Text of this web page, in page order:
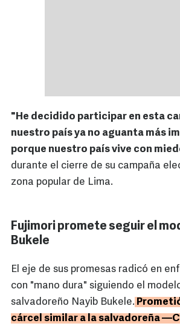
"He decidido participar en esta
nuestro país ya no aguanta más
porque nuestro país vive con
durante el cierre de su campaña
zona popular de Lima.
Fujimori promete seguir el
Bukele
El eje de sus promesas radicó en
con "mano dura" siguiendo el
salvadoreño Nayib Bukele.
cárcel similar a la salvadoreña